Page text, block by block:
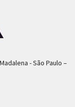
- São Paulo –